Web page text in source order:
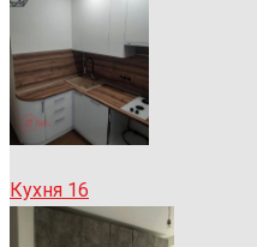
Кухня 16